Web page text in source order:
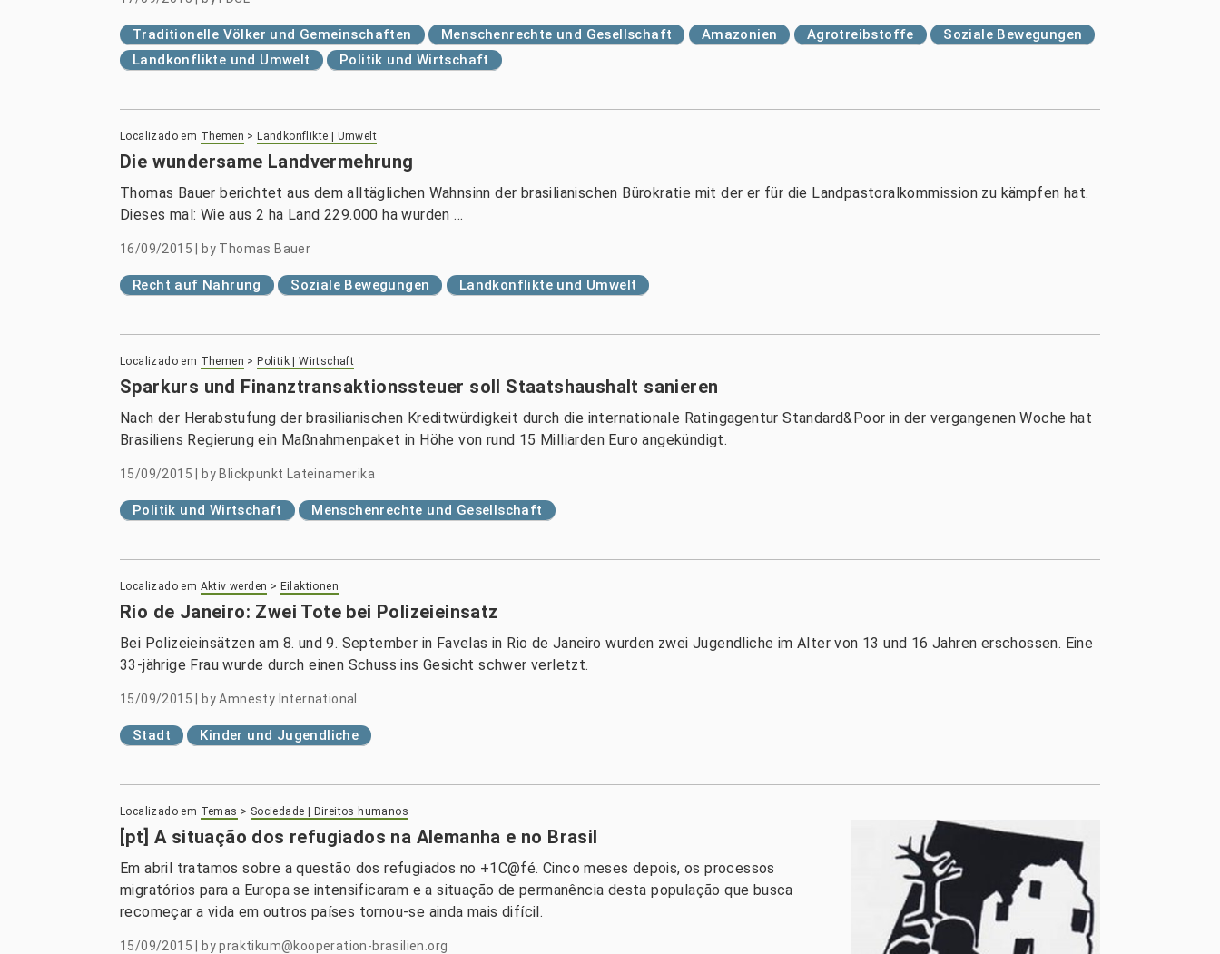
Traditionelle Völker und Gemeinschaften Menschenrechte und Gesellschaft Amazonien Agrotreibstoffe
Soziale Bewegungen
Landkonflikte und Umwelt
Politik und Wirtschaft
Localizado em Themen > Landkonflikte | Umwelt
Die wundersame Landvermehrung
Thomas Bauer berichtet aus dem alltäglichen Wahnsinn der brasilianischen Bürokratie mit der er für die Landpastoralkommission zu kämpfen hat.
Dieses mal: Wie aus 2 ha Land 229.000 ha wurden ...
16/09/2015 by Thomas Bauer
Recht auf Nahrung Soziale Bewegungen Landkonflikte und Umwelt
Localizado em Themen > Politik | Wirtschaft
Sparkurs und Finanztransaktionssteuer soll Staatshaushalt sanieren
Nach der Herabstufung der brasilianischen Kreditwürdigkeit durch die internationale Ratingagentur Standard&Poor in der vergangenen Woche hat
Brasiliens Regierung ein Maßnahmenpaket in Höhe von rund 15 Milliarden Euro angekündigt.
15/09/2015 by Blickpunkt Lateinamerika
Politik und Wirtschaft Menschenrechte und Gesellschaft
Localizado em Aktiv werden > Eilaktionen
Rio de Janeiro: Zwei Tote bei Polizeieinsatz
Bei Polizeieinsätzen am 8. und 9. September in Favelas in Rio de Janeiro wurden zwei Jugendliche im Alter von 13 und 16 Jahren erschossen. Eine
33-jährige Frau wurde durch einen Schuss ins Gesicht schwer verletzt.
15/09/2015 byAmnesty International
Stadt Kinder und Jugendliche
Localizado em Temas > Sociedade | Direitos humanos
[pt] A situação dos refugiados na Alemanha e no Brasil
Em abril tratamos sobre a questão dos refugiados no +1C@fé. Cinco meses depois, os processos
migratórios para a Europa se intensificaram e a situação de permanência desta população que busca
recomeçar a vida em outros países tornou-se ainda mais difícil.
15/09/2015 bypraktikum@kooperation-brasilien.org